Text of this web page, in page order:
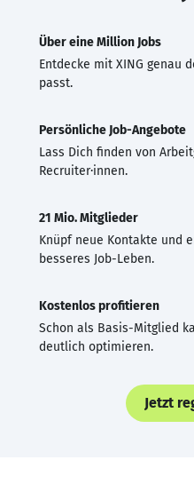
Über eine Million Jobs
Entdecke mit XING genau
passt.
Persönliche Job-Angebote
Lass Dich finden von
Recruiter·innen.
21 Mio. Mitglieder
Knüpf neue Kontakte und
besseres Job-Leben.
Kostenlos profitieren
Schon als Basis-Mitglied
deutlich optimieren.
Jetzt